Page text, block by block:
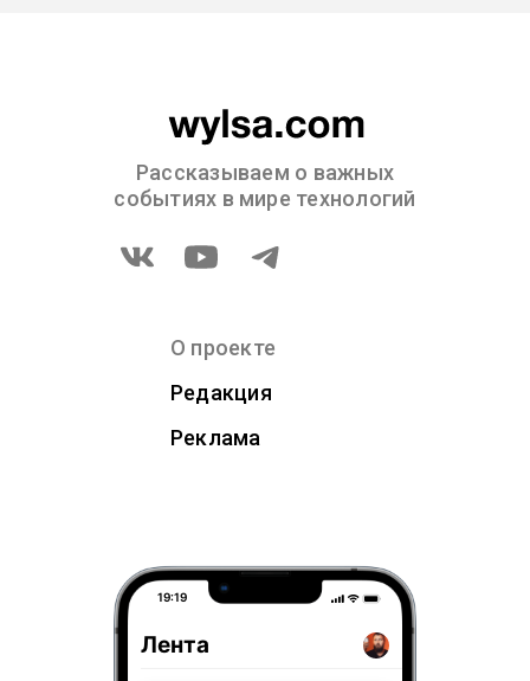
Рассказываем о важных
событиях в мире технологий
О проекте
Редакция
Реклама
19:19
Лента